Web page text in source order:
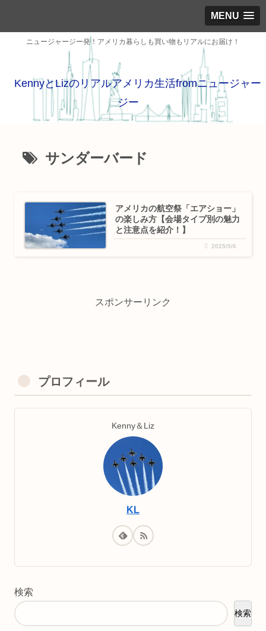
MENU
ニュージャージー発！アメリカ暮らしも買い物もリアルにお届け！
KennyとLizのリアルアメリカ生活fromニュージャー
ジー
サンダーバード
アメリカの航空祭「エアショー」
の楽しみ方【会場タイプ別の魅力
と注意点を紹介！】
2025/5/6
スポンサーリンク
プロフィール
Kenny＆Liz
KL
検索
検索